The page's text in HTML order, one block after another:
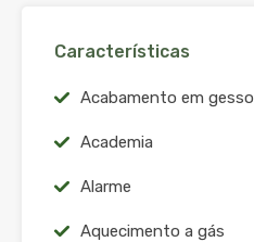
Características
Acabamento em gesso
Academia
Alarme
Aquecimento a gás